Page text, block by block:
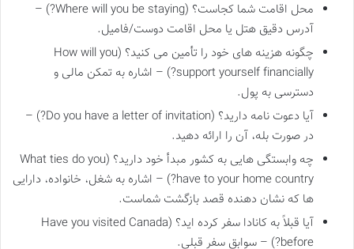
محل اقامت شما کجاست؟ (Where will you be staying?) –
آدرس دقیق هتل یا محل اقامت دوست/فامیل.
چگونه هزینه های خود را تأمین می کنید؟ (How will you
support yourself financially?) – اشاره به تمکن مالی و
دسترسی به پول.
آیا دعوت نامه دارید؟ (Do you have a letter of invitation?) –
در صورت بله، آن را ارائه دهید.
چه وابستگی هایی به کشور مبدأ خود دارید؟ (What ties do you
have to your home country?) – اشاره به شغل، خانواده، دارایی
ها که نشان دهنده قصد بازگشت شماست.
آیا قبلاً به کانادا سفر کرده اید؟ (Have you visited Canada
before?) – سوابق سفر قبلی.